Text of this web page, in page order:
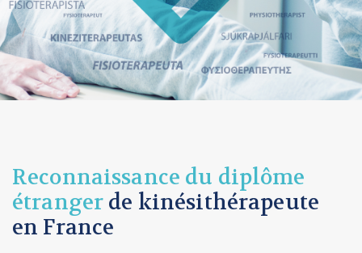
Reconnaissance du diplôme
étranger de kinésithérapeute
en France